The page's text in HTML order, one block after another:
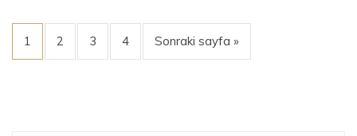
1 2 3 4 Sonraki sayfa »